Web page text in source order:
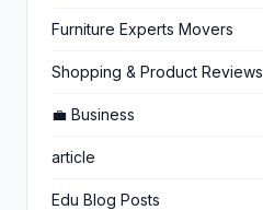
Furniture Experts Movers
Shopping & Product Reviews
💼 Business
article
Edu Blog Posts